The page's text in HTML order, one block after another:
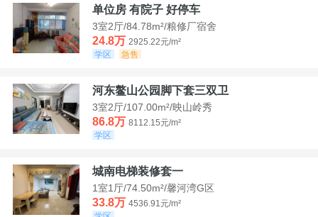
单位房 有院子 好停车
3室2厅/84.78m²/粮修厂宿舍
24.8万 2925.22元/m²
学区
急售
河东鳌山公园脚下套三双卫
3室2厅/107.00m²/映山岭秀
86.8万 8112.15元/m²
学区
城南电梯装修套一
1室1厅/74.50m²/馨河湾G区
33.8万 4536.91元/m²